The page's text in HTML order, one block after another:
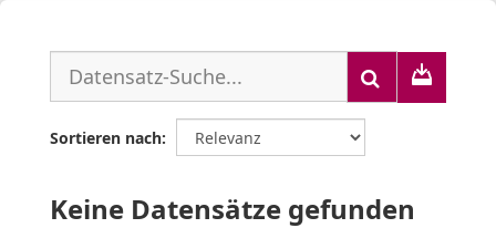
Sortieren nach
Keine Datensätze gefunden